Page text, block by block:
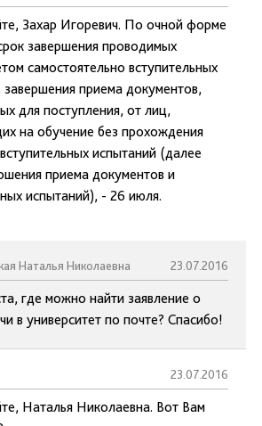
Захар Игоревич. По очной форме
завершения проводимых
самостоятельно вступительных
завершения приема документов,
для поступления, от лиц,
на обучение без прохождения
испытаний (далее
приема документов и
испытаний), - 26 июля.
Наталья Николаевна 23.07.2016
где можно найти заявление о
в университет по почте? Спасибо!
23.07.2016
Наталья Николаевна. Вот Вам